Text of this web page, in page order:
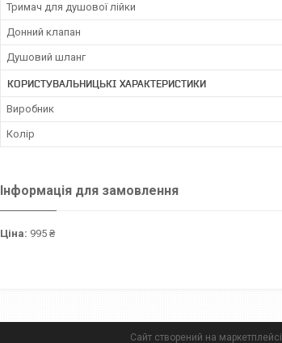
Тримач для душової лійки
Донний клапан
Душовий шланг
КОРИСТУВАЛЬНИЦЬКІ ХАРАКТЕРИСТИКИ
Виробник
Колір
Інформація для замовлення
Ціна: 995 ₴
Сайт створений на маркетплейсі